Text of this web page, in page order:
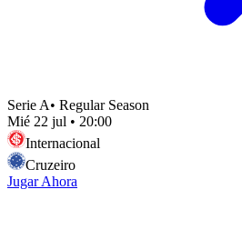
Serie A• Regular Season
Mié 22 jul • 20:00
Internacional
Cruzeiro
Jugar Ahora